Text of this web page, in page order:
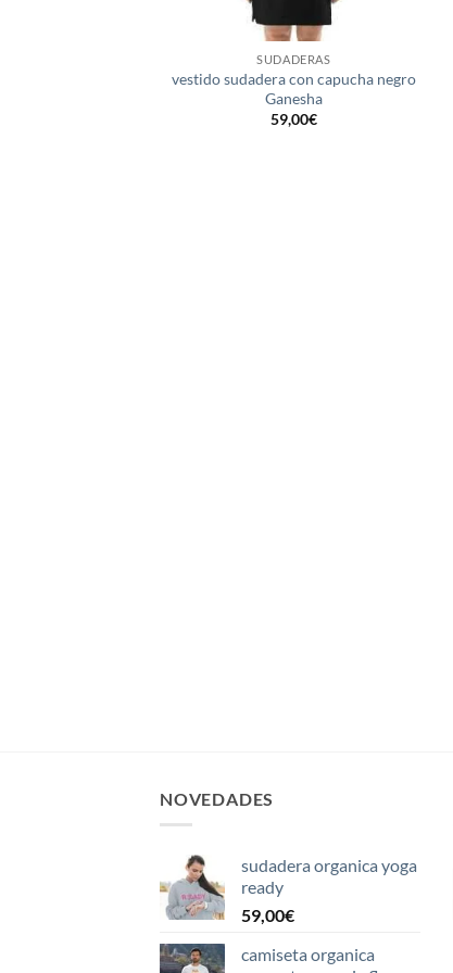
SUDADERAS
vestido sudadera con capucha negro
Ganesha
59,00€
NOVEDADES
sudadera organica yoga
ready
59,00€
camiseta organica